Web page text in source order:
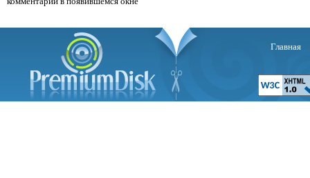
Главная